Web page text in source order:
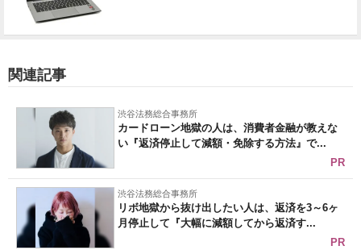
関連記事
渋谷法務総合事務所
カードローン地獄の人は、消費者金融が教えな
い『返済停止して減額・免除する方法』で...
PR
渋谷法務総合事務所
リボ地獄から抜け出したい人は、返済を3～6ヶ
月停止して『大幅に減額してから返済す...
PR